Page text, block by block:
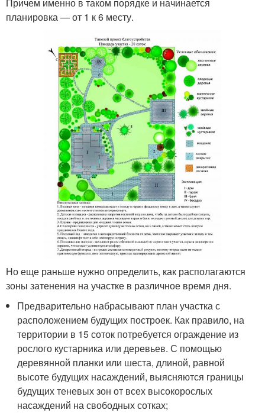
Причем именно в таком порядке и начинается
планировка — от 1 к 6 месту.
Но еще раньше нужно определить, как располагаются
зоны затенения на участке в различное время дня.
Предварительно набрасывают план участка с
расположением будущих построек. Как правило, на
территории в 15 соток потребуется ограждение из
рослого кустарника или деревьев. С помощью
деревянной планки или шеста, длиной, равной
высоте будущих насаждений, выясняются границы
будущих теневых зон от всех высокорослых
насаждений на свободных сотках;